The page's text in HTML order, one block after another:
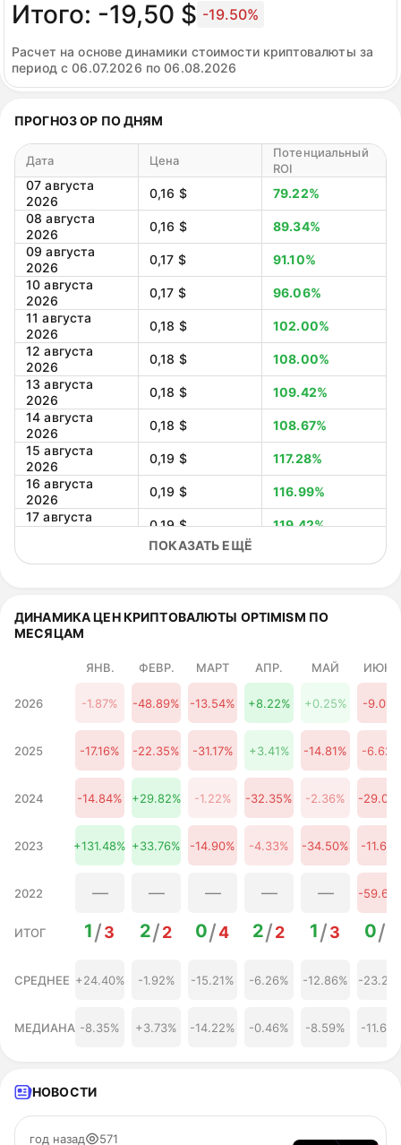
Итого: -19,50 $ -19.50%
Расчет на основе динамики стоимости криптовалюты за
период с 06.07.2026 по 06.08.2026
ПРОГНОЗ OP ПО ДНЯМ
Дата Цена
Потенциальный
ROI
07 августа
2026
0,16 $
79.22%
08 августа
2026
0,16 $
89.34%
09 августа
2026
0,17 $
91.10%
10 августа
2026
0,17 $
96.06%
11 августа
2026
0,18 $
102.00%
12 августа
2026
0,18 $
108.00%
13 августа
2026
0,18 $
109.42%
14 августа
2026
0,18 $
108.67%
15 августа
2026
0,19 $
117.28%
16 августа
2026
0,19 $
116.99%
17 августа
0,19 $
119.42%
2026
20 августа
2026
0,19 $
122.96%
2026
0,19 $
123.26%
0,19 $
119.21%
24 августа
0,19 $
118.02%
25 августа
2026
26 августа
0,19 $
117.34%
27 августа
2026
0,18 $
106.13%
2026
0,18 $
109.52%
30 августа
31 августа
0,18 $
103.44%
2026
0,18 $
103.70%
2026
04 сентября
0,17 $
98.02%
ПОКАЗАТЬ ЕЩЁ
ДИНАМИКА ЦЕН КРИПТОВАЛЮТЫ OPTIMISM ПО
МЕСЯЦАМ
ЯНВ. ФЕВР. МАРТ АПР. МАЙ ИЮНЬ
2026 -1.87% -48.89% -13.54% +8.22% +0.25% -9.01%
2025 -17.16% -22.35% -31.17% +3.41% -14.81% -6.62%
2024 -14.84% +29.82% -1.22% -32.35% -2.36% -
2023 +131.48% +33.76% -14.90% -4.33% -34.50% -
2022 — — — — — -
ИТОГ 1/3 2/2 0/4 2/2 1/3 0/
СРЕДНЕЕ +24.40% -1.92% -15.21% -6.26% -12.86% -
МЕДИАНА -8.35% +3.73% -14.22% -0.46% -8.59% -
НОВОСТИ
год назад 571